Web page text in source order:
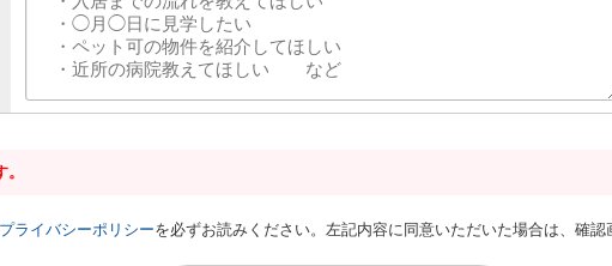
ライバシーポリシーを必ずお読みください。左記内容に同意いただいた場合は、確認